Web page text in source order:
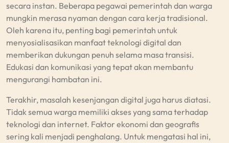
secara instan. Beberapa pegawai pemerintah dan warga
mungkin merasa nyaman dengan cara kerja tradisional.
Oleh karena itu, penting bagi pemerintah untuk
menyosialisasikan manfaat teknologi digital dan
memberikan dukungan penuh selama masa transisi.
Edukasi dan komunikasi yang tepat akan membantu
mengurangi hambatan ini.
Terakhir, masalah kesenjangan digital juga harus diatasi.
Tidak semua warga memiliki akses yang sama terhadap
teknologi dan internet. Faktor ekonomi dan geografis
sering kali menjadi penghalang. Untuk mengatasi hal ini,